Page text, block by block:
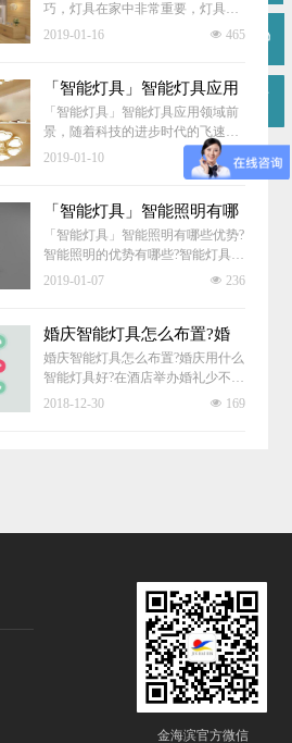
巧，灯具在家中非常重要，灯具给
家庭带来光源，照明了整个房屋，
来看看挑选灯具的奥秘吧。
넶 465
2019-01-16
「智能灯具」智能灯具应用
领域前景
「智能灯具」智能灯具应用领域前
景，随着科技的进步时代的飞速发
展，智能灯具已行业也渐渐向智能
化迈进了，智能灯具在家居以及办
넶 507
2019-01-10
「智能灯具」智能照明有哪
些优势
「智能灯具」智能照明有哪些优势?
智能照明的优势有哪些?智能灯具的
发展让消费者对家庭灯具照明越来
智能、方便、节能。下面一起来看
看智能照明到底有哪些优势?
넶 236
2019-01-07
婚庆智能灯具怎么布置?婚
庆用什么智能灯具好?
婚庆智能灯具怎么布置?婚庆用什么
智能灯具好?在酒店举办婚礼少不了
就是有一个完美的舞台，你要知道
넶 169
2018-12-30
金海滨官方微信